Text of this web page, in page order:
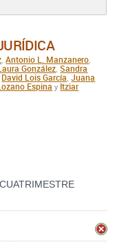
,Antonio L. Manzanero
González ,Sandra
David Lois García ,Juana
Espina y Itziar